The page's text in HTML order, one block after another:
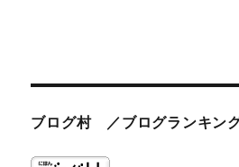
ブログ村 ／ブログランキン